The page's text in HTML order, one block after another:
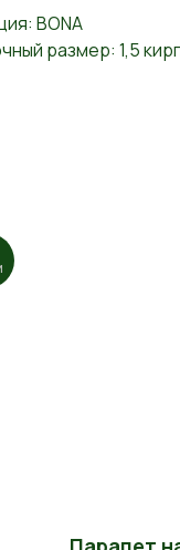
BONA
размер: 1,5